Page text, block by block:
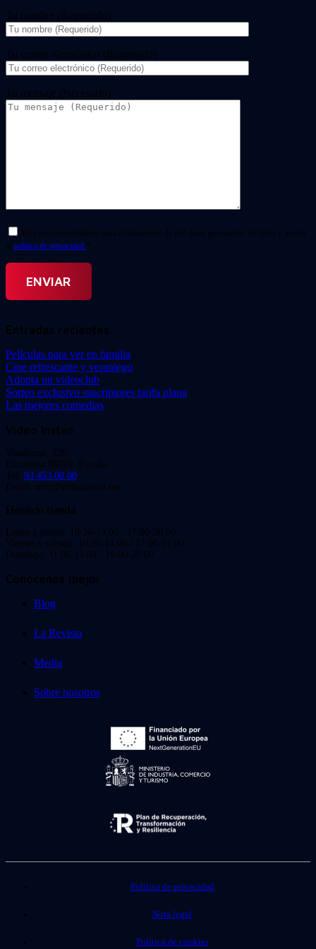
Tu nombre (Requerido)
Tu correo electrónico (Requerido)
Tu mensaje (Necesario)
Doy mi consentimiento para el tratamiento de mis datos personales. He leído y acepto
la política de privacidad. *
Entradas recientes
Películas para ver en familia
Cine refrescante y veraniego
Adopta un videoclub
Sorteo exclusivo suscriptores tarifa plana
Las mejores comedias
Video Instan
Viladomat, 239
Barcelona 08029. España.
Tel: 93 453 00 00
Email: info@videoinstan.net
Horario tienda
Lunes a jueves: 10:30-14:00 / 17:00-20:00
Viernes y sábado: 10:30-14:00 / 17:00-21:00
Domingo: 11:00-15:00 / 16:00-20:00
Conócenos mejor
Blog
La Revista
Media
Sobre nosotros
Política de privacidad
Nota legal
Política de cookies